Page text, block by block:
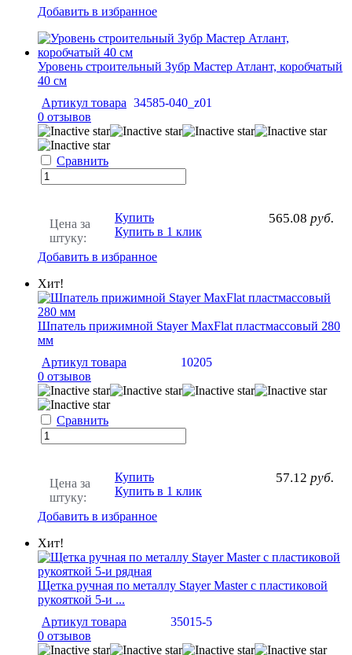
Добавить в избранное
Уровень строительный Зубр Мастер Атлант, коробчатый
40 см
Артикул товара 34585-040_z01
0 отзывов
Сравнить
Цена за
штуку:
565.08 руб.
Купить
Купить в 1 клик
Добавить в избранное
Хит!
Шпатель прижимной Stayer MaxFlat пластмассовый 280
мм
Артикул товара
10205
0 отзывов
Сравнить
Цена за
штуку:
57.12 руб.
Купить
Купить в 1 клик
Добавить в избранное
Хит!
Щетка ручная по металлу Stayer Master с пластиковой
рукояткой 5-и ...
Артикул товара
35015-5
0 отзывов